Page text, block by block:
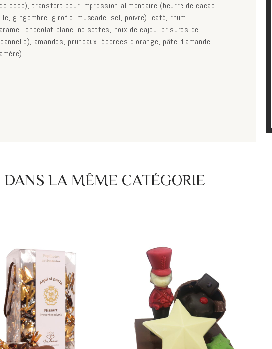
coco), transfert pour impression alimentaire (beurre de cacao,
gingembre, girofle, muscade, sel, poivre), café, rhum
chocolat blanc, noisettes, noix de cajou, brisures de
amandes, pruneaux, écorces d’orange, pâte d'amande
DANS LA MÊME CATÉGORIE